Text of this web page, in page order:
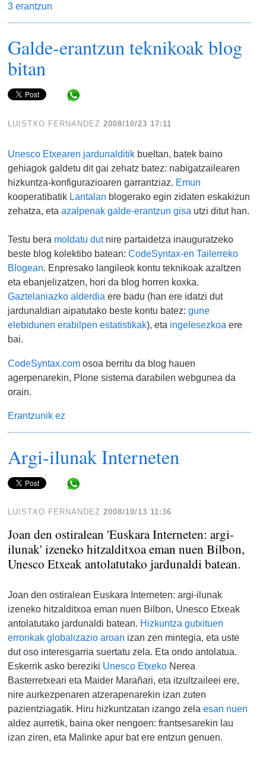
3 erantzun
Galde-erantzun teknikoak blog
bitan
LUISTXO FERNANDEZ 2008/10/23 17:11
Unesco Etxearen jardunalditik bueltan, batek baino
gehiagok galdetu dit gai zehatz batez: nabigatzailearen
hizkuntza-konfigurazioaren garrantziaz. Emun
kooperatibatik Lantalan blogerako egin zidaten eskakizun
zehatza, etaazalpenak galde-erantzun gisa utzi ditut han.
Testu bera moldatu dutnire partaidetza inauguratzeko
beste blog kolektibo batean:CodeSyntax-en Tailerreko
Blogean. Enpresako langileok kontu teknikoak azaltzen
eta ebanjelizatzen, hori da blog horren koxka.
Gaztelaniazko alderdia ere badu (han ere idatzi dut
jardunaldian aipatutako beste kontu batez:gune
elebidunen erabilpen estatistikak), eta ingelesezkoa ere
bai.
CodeSyntax.com osoa berritu da blog hauen
agerpenarekin, Plone sistema darabilen webgunea da
orain.
Erantzunik ez
Argi-ilunak Interneten
LUISTXO FERNANDEZ 2008/10/13 11:36
Joan den ostiralean 'Euskara Interneten: argi-
ilunak' izeneko hitzalditxoa eman nuen Bilbon,
Unesco Etxeak antolatutako jardunaldi batean.
Joan den ostiralean Euskara Interneten: argi-ilunak
izeneko hitzalditxoa eman nuen Bilbon, Unesco Etxeak
antolatutako jardunaldi batean. Hizkuntza gutxituen
erronkak globalizazio aroan izan zen mintegia, eta uste
dut oso interesgarria suertatu zela. Eta ondo antolatua.
Eskerrik asko bereziki Unesco Etxeko Nerea
Basterretxeari eta Maider Marañari, eta itzultzaileei ere,
nire aurkezpenaren atzerapenarekin izan zuten
pazientziagatik. Hiru hizkuntzatan izango zelaesan nuen
aldez aurretik, baina oker nengoen: frantsesarekin lau
izan ziren, eta Malinke apur bat ere entzun genuen.